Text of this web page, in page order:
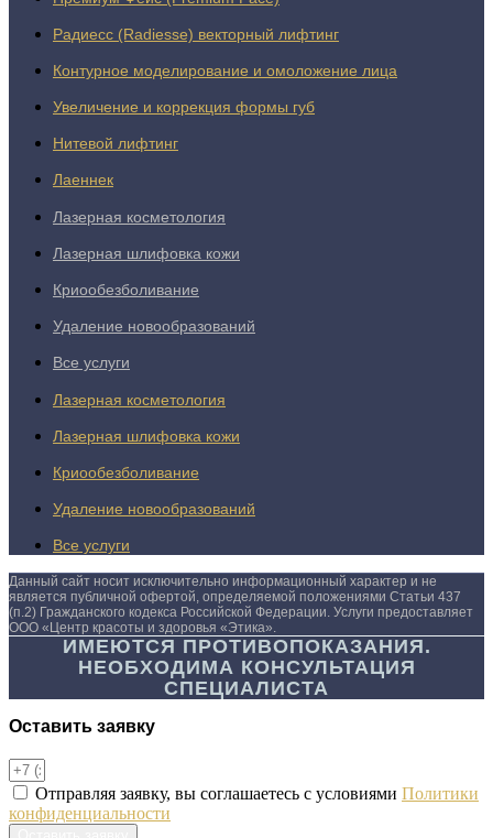
Радиесс (Radiesse) векторный лифтинг
Контурное моделирование и омоложение лица
Увеличение и коррекция формы губ
Нитевой лифтинг
Лаеннек
Лазерная косметология
Лазерная шлифовка кожи
Криообезболивание
Удаление новообразований
Все услуги
Лазерная косметология
Лазерная шлифовка кожи
Криообезболивание
Удаление новообразований
Все услуги
Данный сайт носит исключительно информационный характер и не
является публичной офертой, определяемой положениями Статьи 437
(п.2) Гражданского кодекса Российской Федерации. Услуги предоставляет
ООО «Центр красоты и здоровья «Этика».
ИМЕЮТСЯ ПРОТИВОПОКАЗАНИЯ.
НЕОБХОДИМА КОНСУЛЬТАЦИЯ
СПЕЦИАЛИСТА
Оставить заявку
Отправляя заявку, вы соглашаетесь с условиями Политики
конфиденциальности